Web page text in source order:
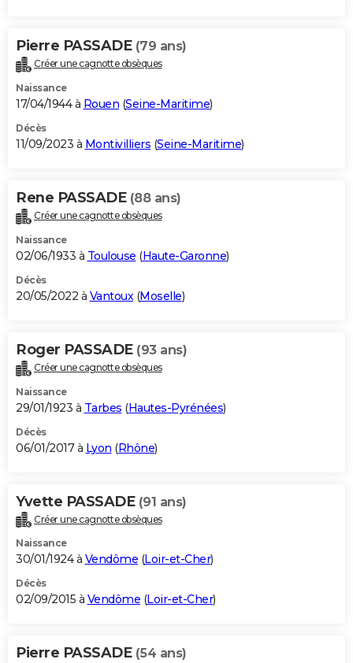
Carte de Noël
Carte Bonne année
Carte Saint-Valentin
Carte Pâques
Carte d'anniversaire
DICTIONNAIRE
Dictionnaire
Biographies
Citations
Expressions
Proverbes
PROGRAMME TV
S'inscrire
Se connecter
Lycées
Collèges
Primaires
Universités
Entreprises
Service militaire
Avis de recherche
AVIS DE DÉCÈS
Bricolage
Lifestyle
Culture
Sport
Auto
Television
Voyage
Cinema
Pierre PASSADE (79 ans)
Créer une cagnotte obsèques
Naissance
17/04/1944 à Rouen (Seine-Maritime)
Décès
11/09/2023 à Montivilliers (Seine-Maritime)
Rene PASSADE (88 ans)
Créer une cagnotte obsèques
Naissance
02/06/1933 à Toulouse (Haute-Garonne)
Décès
20/05/2022 à Vantoux(Moselle)
Roger PASSADE (93 ans)
Créer une cagnotte obsèques
Naissance
29/01/1923 à Tarbes (Hautes-Pyrénées)
Décès
06/01/2017 à Lyon (Rhône)
Yvette PASSADE (91 ans)
Créer une cagnotte obsèques
Naissance
30/01/1924 à Vendôme (Loir-et-Cher)
Décès
02/09/2015 à Vendôme (Loir-et-Cher)
Pierre PASSADE (54 ans)